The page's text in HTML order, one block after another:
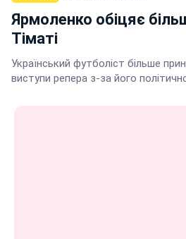
Ярмоленко обіцяє
Тіматі
Український футболіст більше
виступи репера з-за його